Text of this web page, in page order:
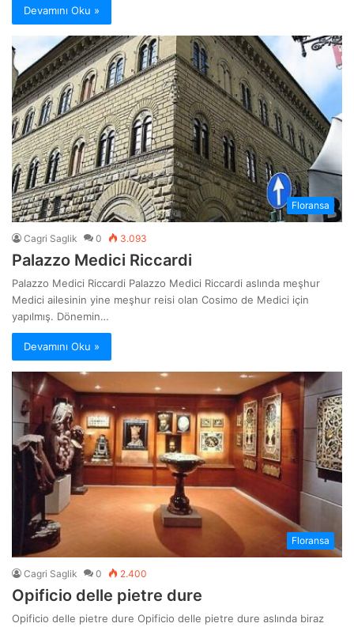
Devamını Oku »
Floransa
Cagri Saglik 0 3.093
Palazzo Medici Riccardi
Palazzo Medici Riccardi Palazzo Medici Riccardi aslında meşhur
Medici ailesinin yine meşhur reisi olan Cosimo de Medici için
yapılmış. Dönemin…
Devamını Oku »
Floransa
Cagri Saglik 0 2.400
Opificio delle pietre dure
Opificio delle pietre dure Opificio delle pietre dure aslında biraz